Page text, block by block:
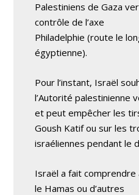
Palestiniens de Gaza
contrôle de l’axe
Philadelphie (route le
égyptienne).
Pour l’instant, Israël
l’Autorité palestinienne
et peut empêcher les
Goush Katif ou sur les
israéliennes pendant le
Israël a fait comprendre
le Hamas ou d’autres